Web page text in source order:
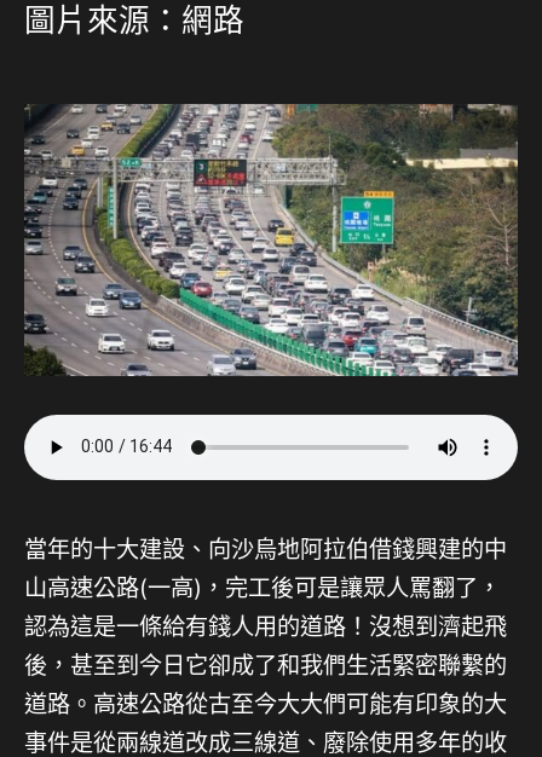
圖片來源：網路
當年的十大建設、向沙烏地阿拉伯借錢興建的中
山高速公路(一高)，完工後可是讓眾人罵翻了，
認為這是一條給有錢人用的道路！沒想到濟起飛
後，甚至到今日它卻成了和我們生活緊密聯繫的
道路。高速公路從古至今大大們可能有印象的大
事件是從兩線道改成三線道、廢除使用多年的收